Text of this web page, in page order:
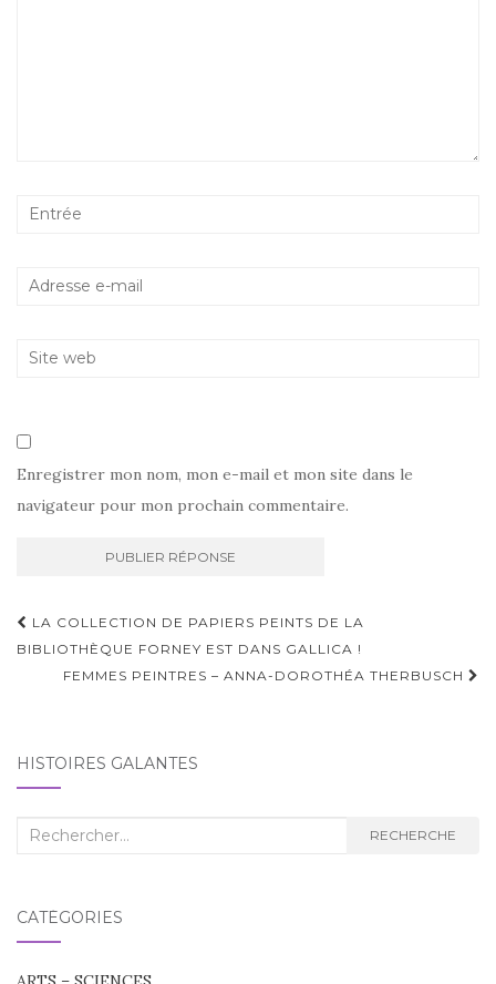
Enregistrer mon nom, mon e-mail et mon site dans le
navigateur pour mon prochain commentaire.
Navigation
d'article
LA COLLECTION DE PAPIERS PEINTS DE LA
BIBLIOTHÈQUE FORNEY EST DANS GALLICA !
FEMMES PEINTRES – ANNA-DOROTHÉA THERBUSCH
HISTOIRES GALANTES
Recherche
RECHERCHE
CATÉGORIES